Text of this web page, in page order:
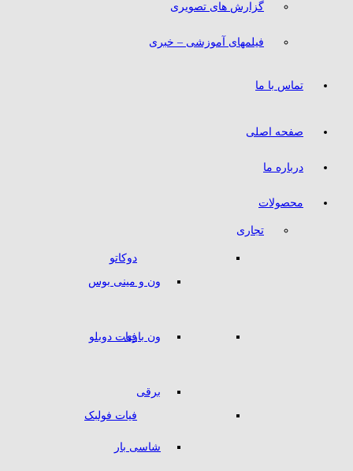
گزارش های تصویری
فیلمهای آموزشی – خبری
تماس با ما
صفحه اصلی
درباره ما
محصولات
تجاری
دوکاتو
ون و مینی بوس
ون باری
برقی
شاسی بار
فیات دوبلو
فیات فولبک